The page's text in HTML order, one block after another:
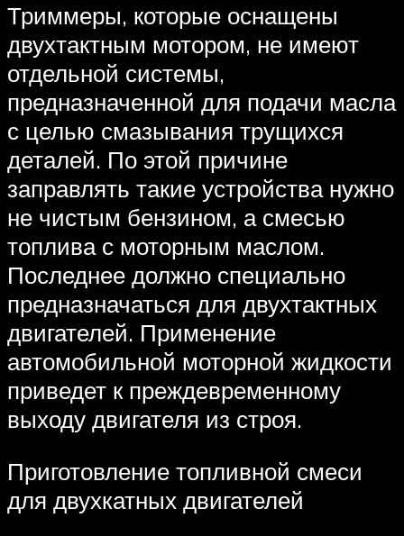
Триммеры, которые оснащены
двухтактным мотором, не имеют
отдельной системы,
предназначенной для подачи масла
с целью смазывания трущихся
деталей. По этой причине
заправлять такие устройства нужно
не чистым бензином, а смесью
топлива с моторным маслом.
Последнее должно специально
предназначаться для двухтактных
двигателей. Применение
автомобильной моторной жидкости
приведет к преждевременному
выходу двигателя из строя.
Приготовление топливной смеси
для двухкатных двигателей